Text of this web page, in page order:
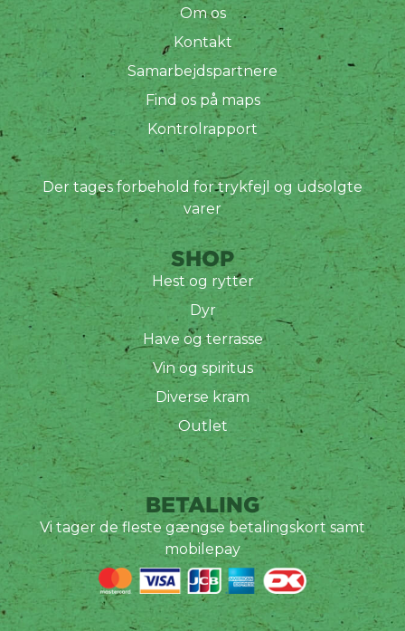
Om os
Kontakt
Samarbejdspartnere
Find os på maps
Kontrolrapport
Der tages forbehold for trykfejl og udsolgte
varer
SHOP
Hest og rytter
Dyr
Have og terrasse
Vin og spiritus
Diverse kram
Outlet
BETALING
Vi tager de fleste gængse betalingskort samt
mobilepay